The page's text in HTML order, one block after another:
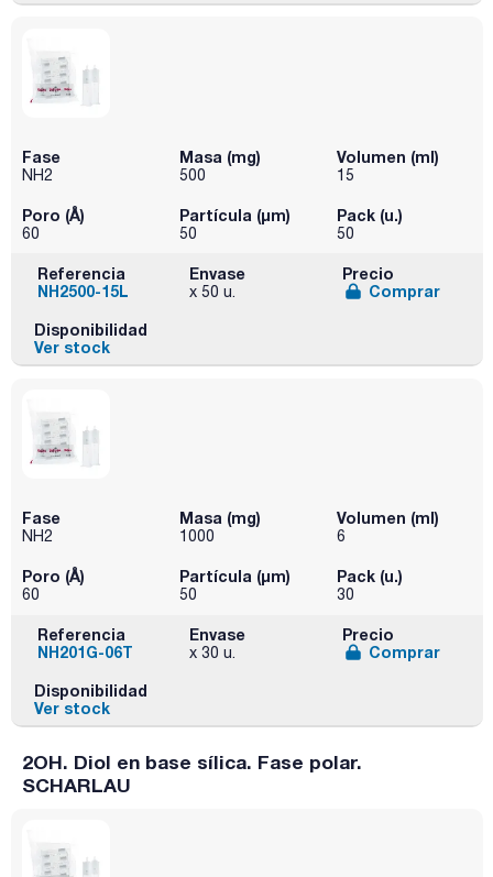
Fase
NH2
Masa (mg)
500
Volumen (ml)
15
Poro (Å)
60
Partícula (μm)
50
Pack (u.)
50
Referencia
NH2500-15L
Envase
x 50 u.
Precio
Comprar
Disponibilidad
Ver stock
Fase
NH2
Masa (mg)
1000
Volumen (ml)
6
Poro (Å)
60
Partícula (μm)
50
Pack (u.)
30
Referencia
NH201G-06T
Envase
x 30 u.
Precio
Comprar
Disponibilidad
Ver stock
2OH. Diol en base sílica. Fase polar.
SCHARLAU